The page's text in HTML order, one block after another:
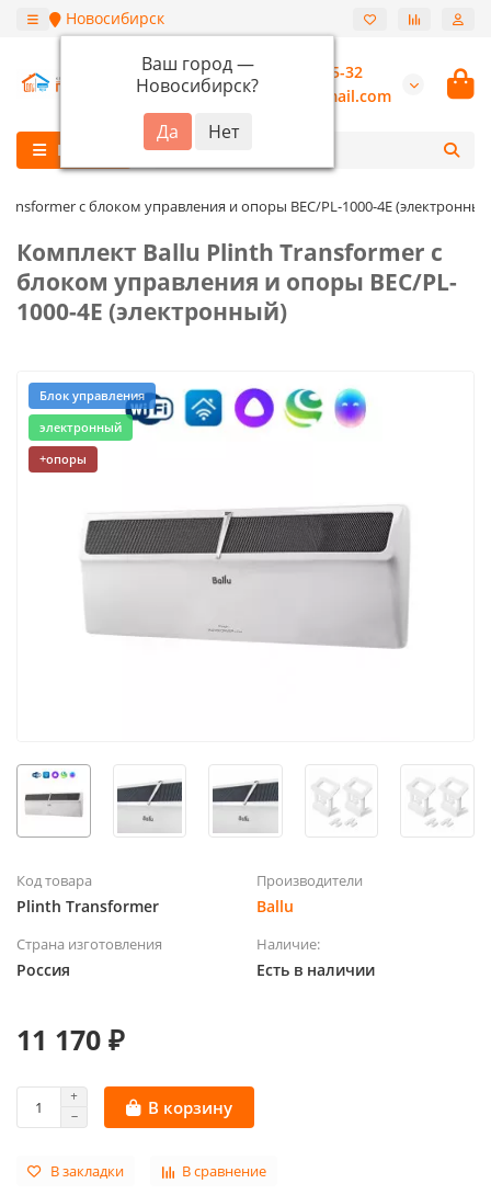
Новосибирск
Ваш город —
Новосибирск?
+7 (913) 987-55-32
burannsk@gmail.com
Каталог
с блоком управления и опоры BEC/PL-1000-4E
Комплект Ballu Plinth Transformer с
блоком управления и опоры BEC/PL-
1000-4E (электронный)
Блок управления
электронный
+опоры
Код товара
Plinth Transformer
Производители
Ballu
Страна изготовления
Россия
Наличие:
Есть в наличии
11 170 ₽
В корзину
В закладки В сравнение